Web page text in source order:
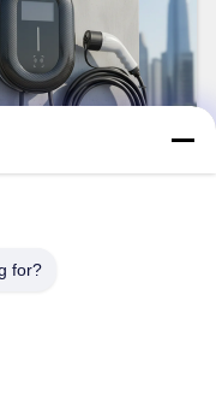
Huinengzhi 7kW
220V Pengisi Daya EV
Di Dinding Kotak
for?